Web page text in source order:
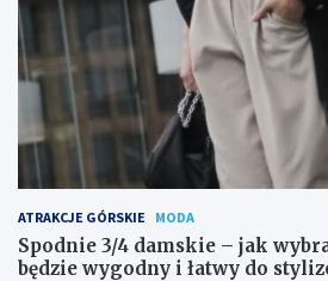
ATRAKCJE GÓRSKIE MODA
Spodnie 3/4 damskie – jak
będzie wygodny i łatwy do